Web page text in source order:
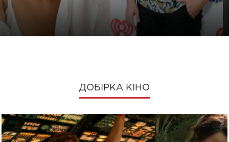
ДОБІРКА КІНО